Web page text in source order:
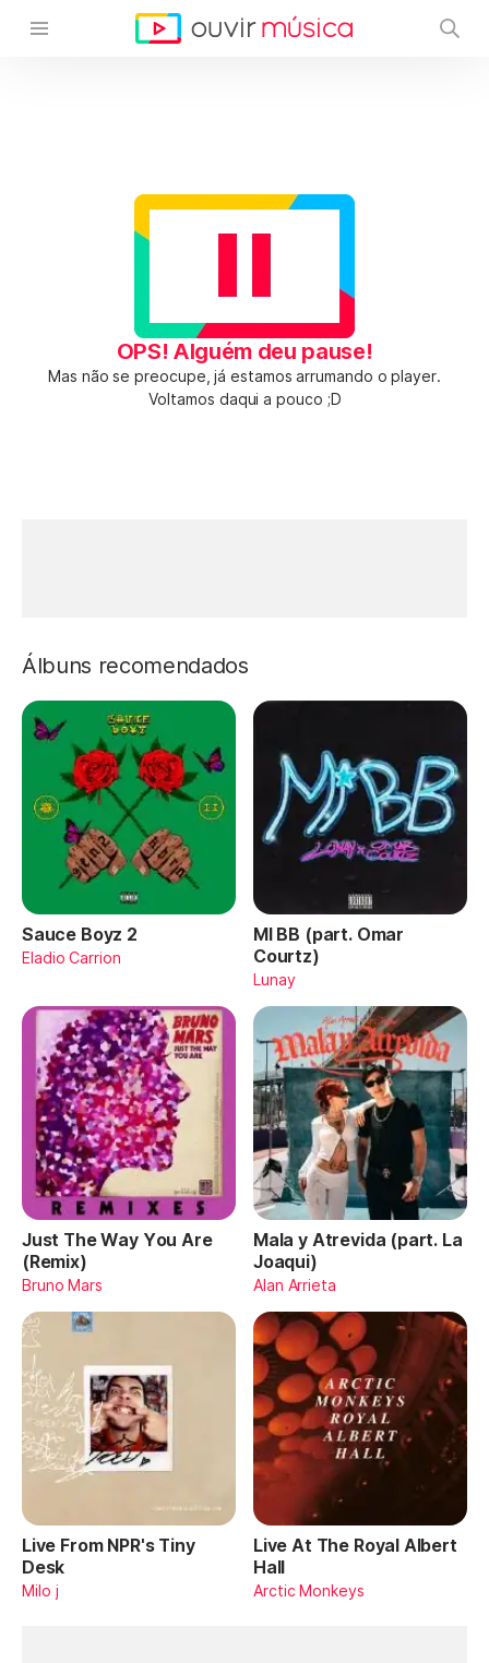
OPS! Alguém deu pause!
Mas não se preocupe, já estamos arrumando o player.
Voltamos daqui a pouco ;D
Álbuns recomendados
Sauce Boyz 2
Eladio Carrion
MI BB (part. Omar
Courtz)
Lunay
Just The Way You Are
(Remix)
Bruno Mars
Mala y Atrevida (part. La
Joaqui)
Alan Arrieta
Live From NPR's Tiny
Desk
Milo j
Live At The Royal Albert
Hall
Arctic Monkeys